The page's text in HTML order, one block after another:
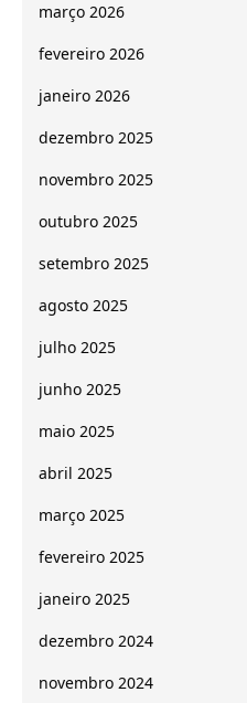
março 2026
fevereiro 2026
janeiro 2026
dezembro 2025
novembro 2025
outubro 2025
setembro 2025
agosto 2025
julho 2025
junho 2025
maio 2025
abril 2025
março 2025
fevereiro 2025
janeiro 2025
dezembro 2024
novembro 2024